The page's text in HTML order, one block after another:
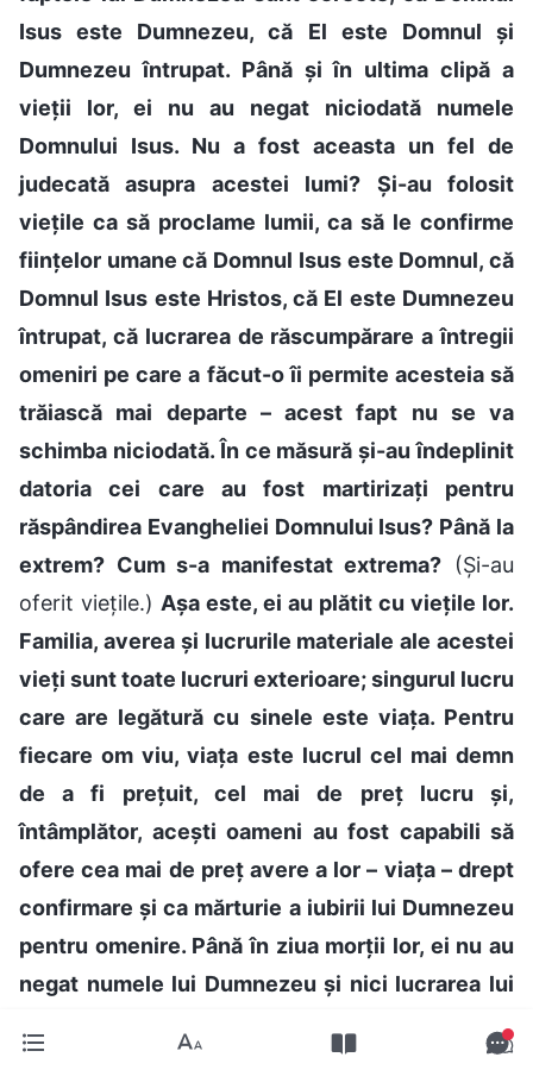
Isus este Dumnezeu, că El este Domnul și
Dumnezeu întrupat. Până și în ultima clipă a
vieții lor, ei nu au negat niciodată numele
Domnului Isus. Nu a fost aceasta un fel de
judecată asupra acestei lumi? Și-au folosit
viețile ca să proclame lumii, ca să le confirme
ființelor umane că Domnul Isus este Domnul, că
Domnul Isus este Hristos, că El este Dumnezeu
întrupat, că lucrarea de răscumpărare a întregii
omeniri pe care a făcut-o îi permite acesteia să
trăiască mai departe – acest fapt nu se va
schimba niciodată. În ce măsură și-au îndeplinit
datoria cei care au fost martirizați pentru
răspândirea Evangheliei Domnului Isus? Până la
extrem? Cum s-a manifestat extrema? (Și-au
oferit viețile.) Așa este, ei au plătit cu viețile lor.
Familia, averea și lucrurile materiale ale acestei
vieți sunt toate lucruri exterioare; singurul lucru
care are legătură cu sinele este viața. Pentru
fiecare om viu, viața este lucrul cel mai demn
de a fi prețuit, cel mai de preț lucru și,
întâmplător, acești oameni au fost capabili să
ofere cea mai de preț avere a lor – viața – drept
confirmare și ca mărturie a iubirii lui Dumnezeu
pentru omenire. Până în ziua morții lor, ei nu au
negat numele lui Dumnezeu și nici lucrarea lui
viață pentru a aduce mărturie despre existența